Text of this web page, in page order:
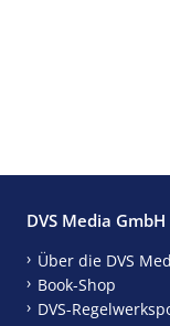
DVS Media GmbH
Über die DVS
Book-Shop
DVS-